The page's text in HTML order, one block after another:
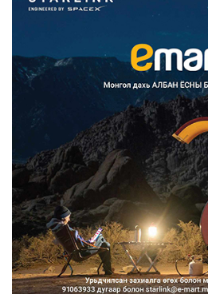
Францад иргэд рүү зөвшөөрөлгүй
сурталчилгааны дууд...
2026/08/07
Нийтийн тээврийн Ч:19А
замналд түр хугац...
2026/08/07